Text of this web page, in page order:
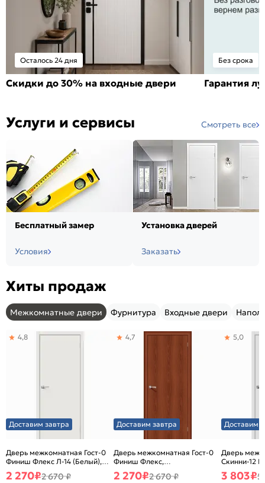
Осталось 24 дня
Скидки до 30% на входные двери
Без срока
Гарантия
Услуги и сервисы Смотреть все
Бесплатный замер
Условия
Установка дверей
Заказать
Хиты продаж
Межкомнатные двери Фурнитура Входные двери
Доставим завтра
Дверь межкомнатная Гост-0
Финиш Флекс Л-14 (Белый),
глухая, каркасно-щитовая
4,8
2 270₽2 670 ₽
Доставим завтра
Дверь межкомнатная Гост-0
Финиш Флекс,
Ламинированные Л-11
(ИталОрех), глухая, каркасно-
4,7
2 270₽2 670 ₽
Доставим
Дверь
Скинни-12
глухая,
5,0
3 803₽5